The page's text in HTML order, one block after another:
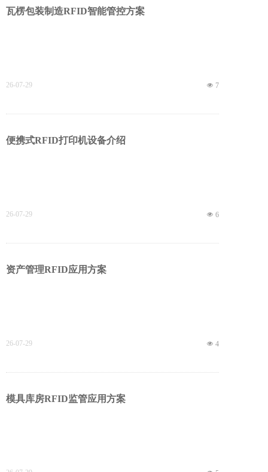
瓦楞包装制造RFID智能管控方案
넶 7
26-07-29
便携式RFID打印机设备介绍
넶 6
26-07-29
资产管理RFID应用方案
넶 4
26-07-29
模具库房RFID监管应用方案